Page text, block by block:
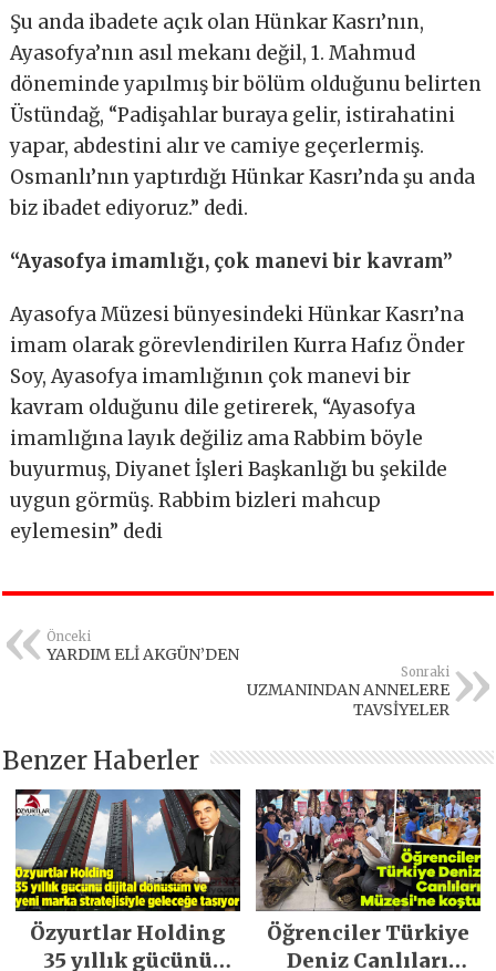
Şu anda ibadete açık olan Hünkar Kasrı’nın,
Ayasofya’nın asıl mekanı değil, 1. Mahmud
döneminde yapılmış bir bölüm olduğunu belirten
Üstündağ, “Padişahlar buraya gelir, istirahatini
yapar, abdestini alır ve camiye geçerlermiş.
Osmanlı’nın yaptırdığı Hünkar Kasrı’nda şu anda
biz ibadet ediyoruz.” dedi.
“Ayasofya imamlığı, çok manevi bir kavram”
Ayasofya Müzesi bünyesindeki Hünkar Kasrı’na
imam olarak görevlendirilen Kurra Hafız Önder
Soy, Ayasofya imamlığının çok manevi bir
kavram olduğunu dile getirerek, “Ayasofya
imamlığına layık değiliz ama Rabbim böyle
buyurmuş, Diyanet İşleri Başkanlığı bu şekilde
uygun görmüş. Rabbim bizleri mahcup
eylemesin” dedi
Önceki
YARDIM ELİ AKGÜN’DEN
Sonraki
UZMANINDAN ANNELERE
TAVSİYELER
Benzer Haberler
Özyurtlar Holding
35 yıllık gücünü
Öğrenciler Türkiye
Deniz Canlıları